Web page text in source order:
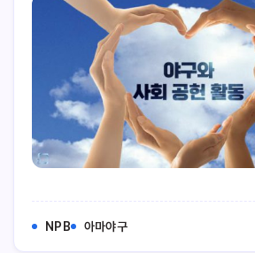
NPB 아마야구